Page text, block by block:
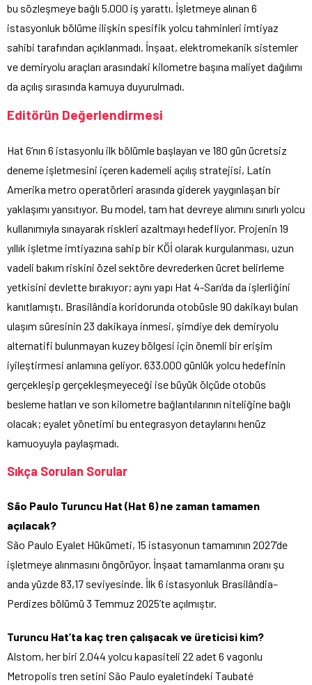
bu sözleşmeye bağlı 5.000 iş yarattı. İşletmeye alınan 6
istasyonluk bölüme ilişkin spesifik yolcu tahminleri imtiyaz
sahibi tarafından açıklanmadı. İnşaat, elektromekanik sistemler
ve demiryolu araçları arasındaki kilometre başına maliyet dağılımı
da açılış sırasında kamuya duyurulmadı.
Editörün Değerlendirmesi
Hat 6’nın 6 istasyonlu ilk bölümle başlayan ve 180 gün ücretsiz
deneme işletmesini içeren kademeli açılış stratejisi, Latin
Amerika metro operatörleri arasında giderek yaygınlaşan bir
yaklaşımı yansıtıyor. Bu model, tam hat devreye alımını sınırlı yolcu
kullanımıyla sınayarak riskleri azaltmayı hedefliyor. Projenin 19
yıllık işletme imtiyazına sahip bir KÖİ olarak kurgulanması, uzun
vadeli bakım riskini özel sektöre devrederken ücret belirleme
yetkisini devlette bırakıyor; aynı yapı Hat 4-Sarı’da da işlerliğini
kanıtlamıştı. Brasilândia koridorunda otobüsle 90 dakikayı bulan
ulaşım süresinin 23 dakikaya inmesi, şimdiye dek demiryolu
alternatifi bulunmayan kuzey bölgesi için önemli bir erişim
iyileştirmesi anlamına geliyor. 633.000 günlük yolcu hedefinin
gerçekleşip gerçekleşmeyeceği ise büyük ölçüde otobüs
besleme hatları ve son kilometre bağlantılarının niteliğine bağlı
olacak; eyalet yönetimi bu entegrasyon detaylarını henüz
kamuoyuyla paylaşmadı.
Sıkça Sorulan Sorular
São Paulo Turuncu Hat (Hat 6) ne zaman tamamen
açılacak?
São Paulo Eyalet Hükümeti, 15 istasyonun tamamının 2027’de
işletmeye alınmasını öngörüyor. İnşaat tamamlanma oranı şu
anda yüzde 83,17 seviyesinde. İlk 6 istasyonluk Brasilândia–
Perdizes bölümü 3 Temmuz 2025’te açılmıştır.
Turuncu Hat’ta kaç tren çalışacak ve üreticisi kim?
Alstom, her biri 2.044 yolcu kapasiteli 22 adet 6 vagonlu
Metropolis tren setini São Paulo eyaletindeki Taubaté